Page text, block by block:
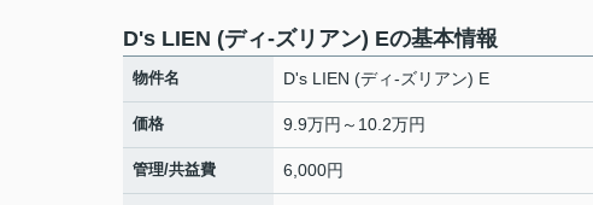
D's LIEN (ディ-ズリアン) Eの基本情報
物件名 D's LIEN (ディ-ズリアン) E
価格 9.9万円～10.2万円
管理/共益費 6,000円